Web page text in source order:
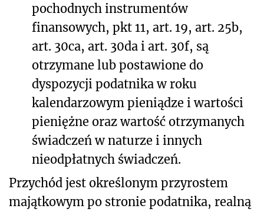
pochodnych instrumentów
finansowych, pkt 11, art. 19, art. 25b,
art. 30ca, art. 30da i art. 30f, są
otrzymane lub postawione do
dyspozycji podatnika w roku
kalendarzowym pieniądze i wartości
pieniężne oraz wartość otrzymanych
świadczeń w naturze i innych
nieodpłatnych świadczeń.
Przychód jest określonym przyrostem
majątkowym po stronie podatnika, realną